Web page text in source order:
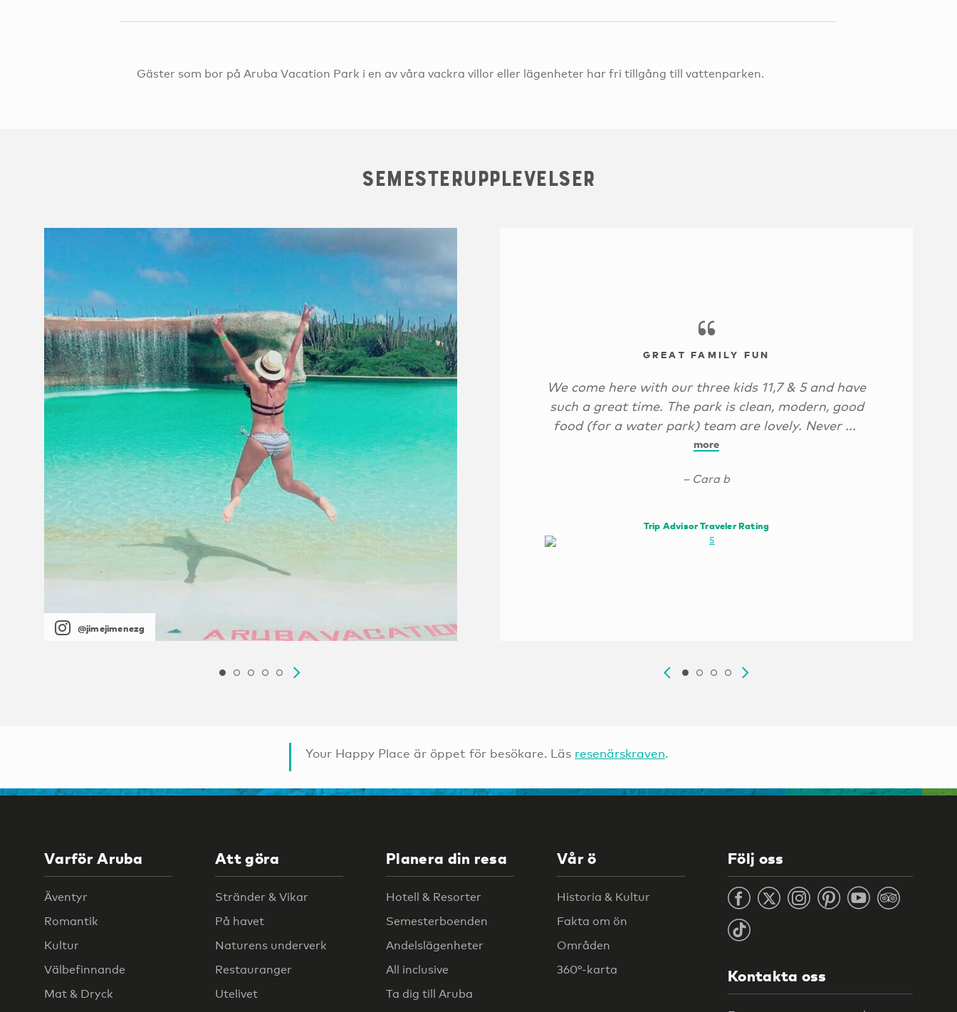
Gäster som bor på Aruba Vacation Park i en av våra vackra villor eller lägenheter har fri tillgång till vattenparken.
Semesterupplevelser
@jimejimenezg
GREAT FAMILY FUN
We come here with our three kids 11,7 & 5 and have
such a great time. The park is clean, modern, good
food (for a water park) team are lovely. Never ...
more
– Cara b
Trip Advisor Traveler Rating
Your Happy Place är öppet för besökare. Läs resenärskraven.
Varför Aruba
Äventyr
Romantik
Kultur
Välbefinnande
Mat & Dryck
Att göra
Stränder & Vikar
På havet
Naturens underverk
Restauranger
Utelivet
Planera din resa
Hotell & Resorter
Semesterboenden
Andelslägenheter
All inclusive
Ta dig till Aruba
Vår ö
Historia & Kultur
Fakta om ön
Områden
360°-karta
Följ oss
Kontakta oss